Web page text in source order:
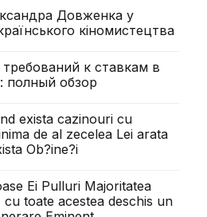
Довженка у
кіномистецтва
к ставкам в
полный обзор
exista cazinouri cu
de al zecelea Lei arata
Ob?ine?i
Ei Pulluri Majoritatea
cu toate acestea deschis un